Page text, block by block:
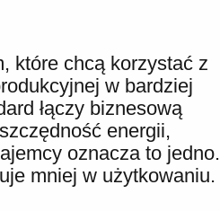
które chcą korzystać z
w bardziej
łączy biznesową
energii,
oznacza to jedno.
mniej w użytkowaniu.